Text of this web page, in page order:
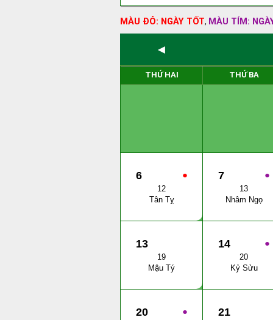
MÀU ĐỎ: NGÀY TỐT, MÀU TÍM:
◄
THỨ HAI THỨ BA
●
6
12
Tân Tỵ
●
7
13
Nhâm Ngọ
13
19
Mậu Tý
●
14
20
Kỷ Sửu
●
20 21